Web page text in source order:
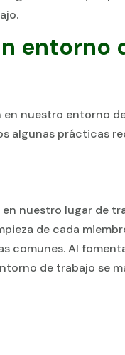
entorno
nuestro entorno
algunas prácticas
nuestro lugar de
de cada
comunes. Al
de trabajo se